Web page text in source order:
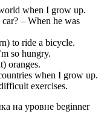
when I grow up.
– When he was
to ride a bicycle.
so hungry.
oranges.
when I grow up.
exercises.
на уровне beginner